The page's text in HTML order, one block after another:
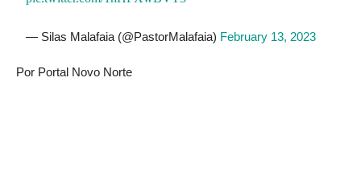
— Silas Malafaia (@PastorMalafaia) February 13, 2023
Por Portal Novo Norte